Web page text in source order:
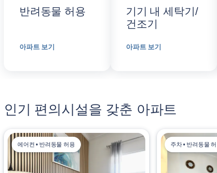
반려동물 허용
아파트 보기
기기 내 세탁기/
건조기
아파트 보기
인기 편의시설을 갖춘 아파트
에어컨 • 반려동물 허용 주차 • 반려동물